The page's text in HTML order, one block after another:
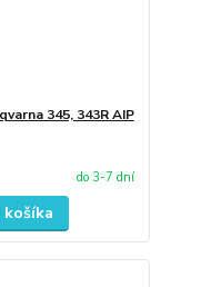
345, 343R AIP
do 3-7 dní